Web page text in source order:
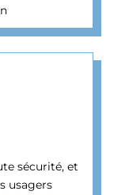
sécurité, et
usagers